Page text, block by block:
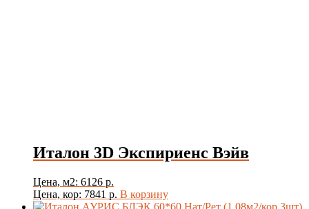
Италон 3D Экспириенс Вэйв
Цена, м2: 6126 р.
Цена, кор: 7841 р. В корзину